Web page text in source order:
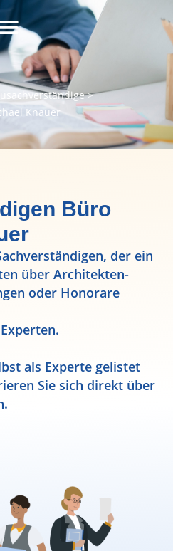
>
Knauer
Büro
der ein
über Architekten-
oder Honorare
als Experte gelistet
Sie sich direkt über